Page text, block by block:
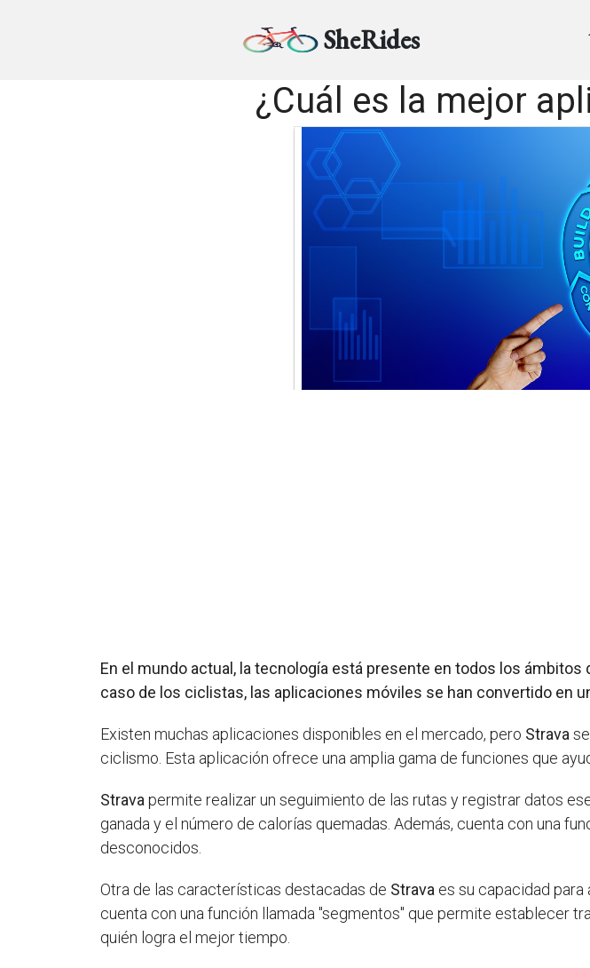
SheRides
¿Cuál es la mejor
En el mundo actual, la tecnología está presente en todos los
caso de los ciclistas, las aplicaciones móviles se han convertido en
Existen muchas aplicaciones disponibles en el mercado, pero Strava
ciclismo. Esta aplicación ofrece una amplia gama de funciones que
Strava permite realizar un seguimiento de las rutas y registrar datos
ganada y el número de calorías quemadas. Además, cuenta con una
desconocidos.
Otra de las características destacadas de Strava es su capacidad
cuenta con una función llamada "segmentos" que permite establecer
quién logra el mejor tiempo.